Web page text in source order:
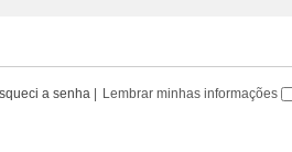
a senha Lembrar minhas informações